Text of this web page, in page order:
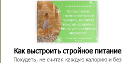
Как выстроить стройное питание
Похудеть, не считая каждую калорию и без